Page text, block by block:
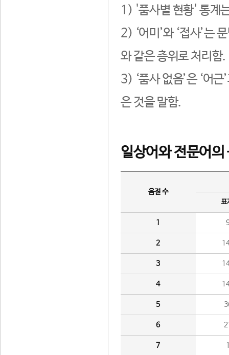
1) '품사별 현황' 통계
2) ‘어미’와 ‘접사’는
와 같은 층위로 처리함.
3) ‘품사 없음’은 ‘어
은 것을 말함.
일상어와 전문어의
음절 수
표
1
2
3
4
5
6
7